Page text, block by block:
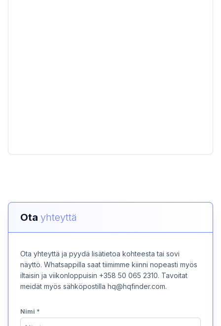
Ota yhteyttä
Ota yhteyttä ja pyydä lisätietoa kohteesta tai sovi
näyttö. Whatsappilla saat tiimimme kiinni nopeasti myös
iltaisin ja viikonloppuisin +358 50 065 2310. Tavoitat
meidät myös sähköpostilla hq@hqfinder.com.
Nimi *